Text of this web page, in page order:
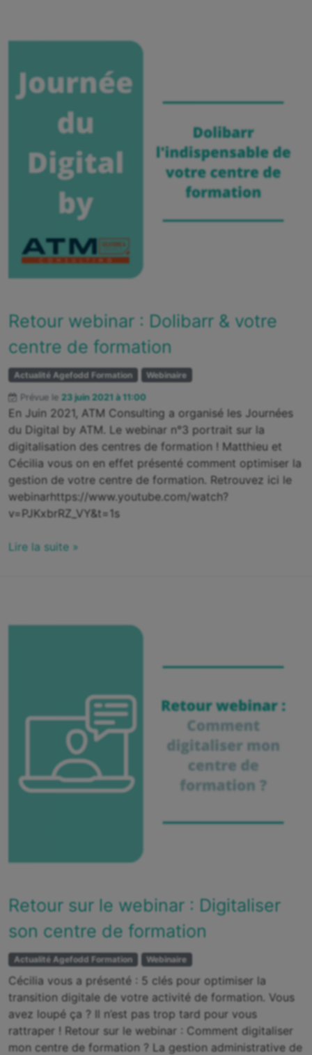
Retour webinar : Dolibarr & votre
centre de formation
Actualité Agefodd Formation Webinaire
Prévue le 23 juin 2021 à 11:00
En Juin 2021, ATM Consulting a organisé les Journées
du Digital by ATM. Le webinar n°3 portrait sur la
digitalisation des centres de formation ! Matthieu et
Cécilia vous on en effet présenté comment optimiser la
gestion de votre centre de formation. Retrouvez ici le
webinarhttps://www.youtube.com/watch?
v=PJKxbrRZ_VY&t=1s
Lire la suite »
Retour sur le webinar : Digitaliser
son centre de formation
Actualité Agefodd Formation Webinaire
Cécilia vous a présenté : 5 clés pour optimiser la
transition digitale de votre activité de formation. Vous
avez loupé ça ? Il n’est pas trop tard pour vous
rattraper ! Retour sur le webinar : Comment digitaliser
mon centre de formation ? La gestion administrative de